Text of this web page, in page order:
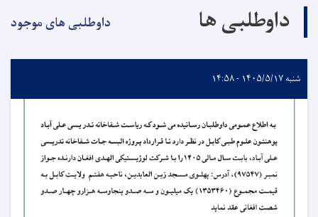
داوطلبی ها داوطلبی های موجود
شنبه ۱۴۰۵/۵/۱۷ - ۱۴:۵۸